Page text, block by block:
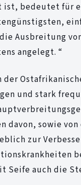
bedeutet für
Ausbreitung
angelegt. “
und stark
sowie
zur
Seife auch die